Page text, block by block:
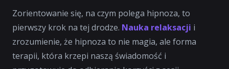
Zorientowanie się, na czym polega hipnoza, to
pierwszy krok na tej drodze. Nauka relaksacji i
zrozumienie, że hipnoza to nie magia, ale forma
terapii, która krzepi naszą świadomość i